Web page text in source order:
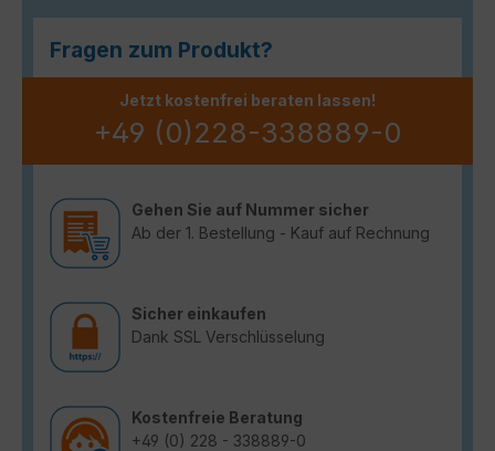
Fragen zum Produkt?
Jetzt kostenfrei beraten lassen!
+49 (0)228-338889-0
Gehen Sie auf Nummer sicher
Ab der 1. Bestellung - Kauf auf Rechnung
Sicher einkaufen
Dank SSL Verschlüsselung
Kostenfreie Beratung
+49 (0) 228 - 338889-0